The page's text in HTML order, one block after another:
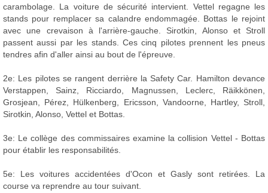
carambolage. La voiture de sécurité intervient. Vettel regagne les
stands pour remplacer sa calandre endommagée. Bottas le rejoint
avec une crevaison à l'arrière-gauche. Sirotkin, Alonso et Stroll
passent aussi par les stands. Ces cinq pilotes prennent les pneus
tendres afin d'aller ainsi au bout de l'épreuve.
2e: Les pilotes se rangent derrière la Safety Car. Hamilton devance
Verstappen, Sainz, Ricciardo, Magnussen, Leclerc, Räikkönen,
Grosjean, Pérez, Hülkenberg, Ericsson, Vandoorne, Hartley, Stroll,
Sirotkin, Alonso, Vettel et Bottas.
3e: Le collège des commissaires examine la collision Vettel - Bottas
pour établir les responsabilités.
5e: Les voitures accidentées d'Ocon et Gasly sont retirées. La
course va reprendre au tour suivant.